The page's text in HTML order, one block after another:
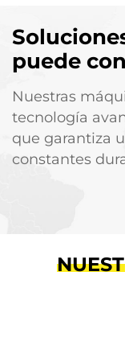
puede
Nuestras
tecnología
que garantiza
constantes